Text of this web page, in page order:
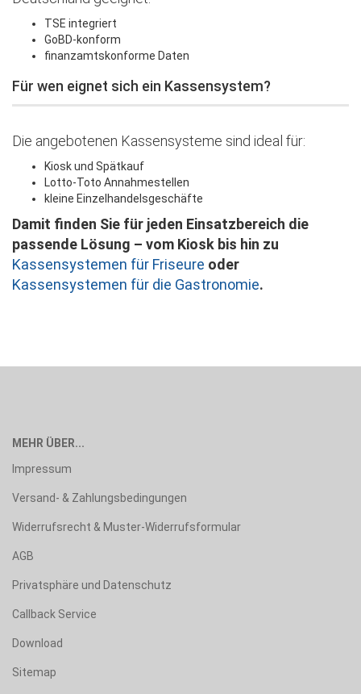
TSE integriert
GoBD-konform
finanzamtskonforme Daten
Für wen eignet sich ein Kassensystem?
Die angebotenen Kassensysteme sind ideal für:
Kiosk und Spätkauf
Lotto-Toto Annahmestellen
kleine Einzelhandelsgeschäfte
Damit finden Sie für jeden Einsatzbereich die
passende Lösung – vom Kiosk bis hin zu
Kassensystemen für Friseure oder
Kassensystemen für die Gastronomie.
MEHR ÜBER...
Impressum
Versand- & Zahlungsbedingungen
Widerrufsrecht & Muster-Widerrufsformular
AGB
Privatsphäre und Datenschutz
Callback Service
Download
Sitemap